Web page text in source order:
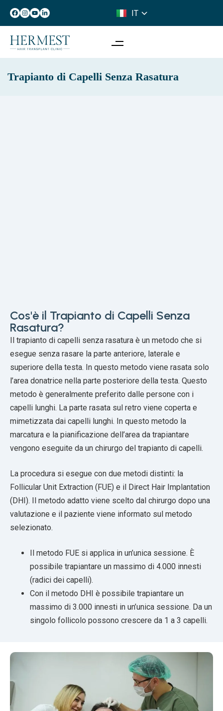
IT
FR
Trapianto di Capelli Senza Rasatura
Cos'è il Trapianto di Capelli Senza
Rasatura?
Il trapianto di capelli senza rasatura è un metodo che si
esegue senza rasare la parte anteriore, laterale e
superiore della testa. In questo metodo viene rasata solo
l’area donatrice nella parte posteriore della testa. Questo
metodo è generalmente preferito dalle persone con i
capelli lunghi. La parte rasata sul retro viene coperta e
mimetizzata dai capelli lunghi. In questo metodo la
marcatura e la pianificazione dell’area da trapiantare
vengono eseguite da un chirurgo del trapianto di capelli.
La procedura si esegue con due metodi distinti: la
Follicular Unit Extraction (FUE) e il Direct Hair Implantation
(DHI). Il metodo adatto viene scelto dal chirurgo dopo una
valutazione e il paziente viene informato sul metodo
selezionato.
Il metodo FUE si applica in un’unica sessione. È
possibile trapiantare un massimo di 4.000 innesti
(radici dei capelli).
Con il metodo DHI è possibile trapiantare un
massimo di 3.000 innesti in un’unica sessione. Da un
singolo follicolo possono crescere da 1 a 3 capelli.